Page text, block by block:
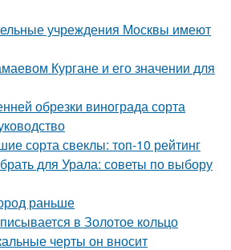
учреждения Москвы имеют
Кургане и его значении для
обрезки винограда сорта
сорта свеклы: топ-10 рейтинг
для Урала: советы по выбору
раньше
в Золотое кольцо
черты он вносит